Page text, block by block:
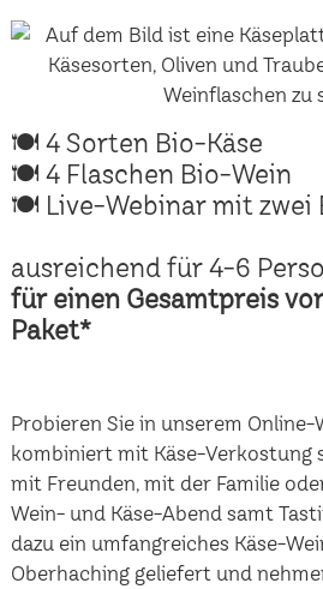
🍽 4 Sorten Bio-Käse
🍽 4 Flaschen Bio-Wein
🍽 Live-Webinar mit zwei
ausreichend für 4-6
für einen Gesamtpreis
Paket*
Probieren Sie in unserem Online-
kombiniert mit Käse-Verkostung
mit Freunden, mit der Familie
Wein- und Käse-Abend samt
dazu ein umfangreiches Käse-
Oberhaching geliefert und